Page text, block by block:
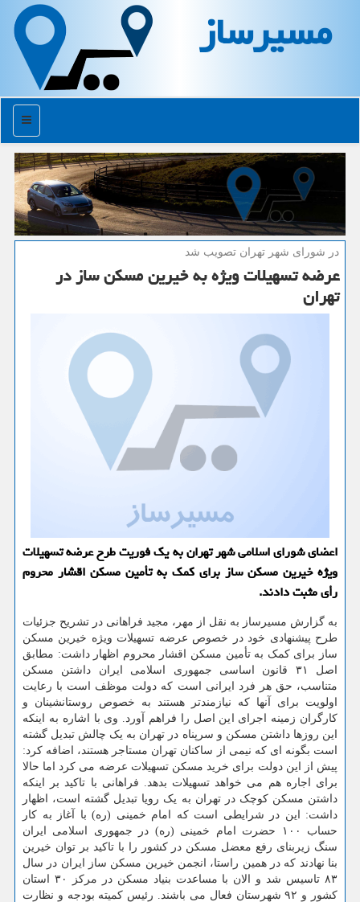
مسیرساز
منو
در شورای شهر تهران تصویب شد
عرضه تسهیلات ویژه به خیرین مسكن ساز در
تهران
اعضای شورای اسلامی شهر تهران به یك فوریت طرح عرضه تسهیلات
ویژه خیرین مسكن ساز برای كمك به تأمین مسكن اقشار محروم
رأی مثبت دادند.
به گزارش مسیرساز به نقل از مهر، مجید فراهانی در تشریح جزئیات
طرح پیشنهادی خود در خصوص عرضه تسهیلات ویژه خیرین مسکن
ساز برای کمک به تأمین مسکن اقشار محروم اظهار داشت: مطابق
اصل ۳۱ قانون اساسی جمهوری اسلامی ایران داشتن مسکن
متناسب، حق هر فرد ایرانی است که دولت موظف است با رعایت
اولویت برای آنها که نیازمندتر هستند به خصوص روستانشینان و
کارگران زمینه اجرای این اصل را فراهم آورد. وی با اشاره به اینکه
این روزها داشتن مسکن و سرپناه در تهران به یک چالش تبدیل گشته
است بگونه ای که نیمی از ساکنان تهران مستاجر هستند، اضافه کرد:
پیش از این دولت برای خرید مسکن تسهیلات عرضه می کرد اما حالا
برای اجاره هم می خواهد تسهیلات بدهد. فراهانی با تاکید بر اینکه
داشتن مسکن کوچک در تهران به یک رویا تبدیل گشته است، اظهار
داشت: این در شرایطی است که امام خمینی (ره) با آغاز به کار
حساب ۱۰۰ حضرت امام خمینی (ره) در جمهوری اسلامی ایران
سنگ زیربنای رفع معضل مسکن در کشور را با تاکید بر توان خیرین
بنا نهادند که در همین راستا، انجمن خیرین مسکن ساز ایران در سال
۸۳ تاسیس شد و الان با مساعدت بنیاد مسکن در مرکز ۳۰ استان
کشور و ۹۲ شهرستان فعال می باشند. رئیس کمیته بودجه و نظارت